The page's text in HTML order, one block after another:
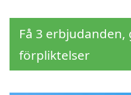
Få 3
förpliktelser